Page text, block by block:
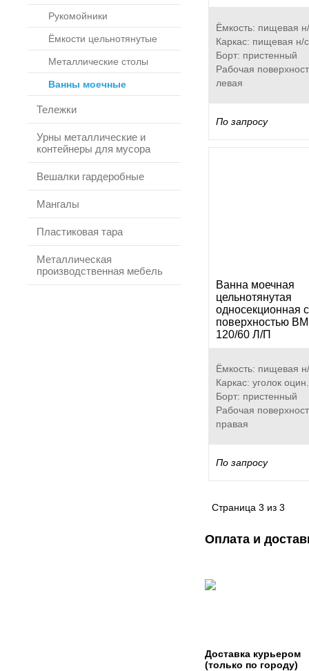
Рукомойники
Ёмкости цельнотянутые
Металлические столы
Ванны моечные
Тележки
Урны металлические и
контейнеры для мусора
Вешалки гардеробные
Мангалы
Пластиковая тара
Металлическая
производственная мебель
Ёмкость: пищевая
Каркас: пищевая н/
Борт: пристенный
Рабочая
левая
По запросу
Ванна моечная
цельнотянутая
односекционная
поверхностью
120/60 Л/П
Ёмкость: пищевая
Каркас: уголок
Борт: пристенный
Рабочая
правая
По запросу
Страница 3 из 3
Оплата и
Доставка курьером
(только по городу)